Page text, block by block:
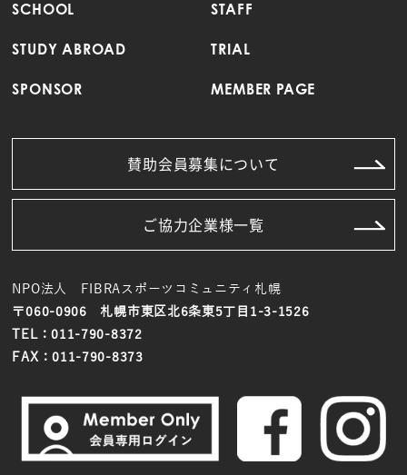
SCHOOL STAFF
STUDY ABROAD TRIAL
SPONSOR MEMBER PAGE
賛助会員募集について
ご協力企業様一覧
NPO法人 FIBRAスポーツコミュニティ札幌
〒060-0906 札幌市東区北6条東5丁目1-3-1526
TEL：011-790-8372
FAX：011-790-8373